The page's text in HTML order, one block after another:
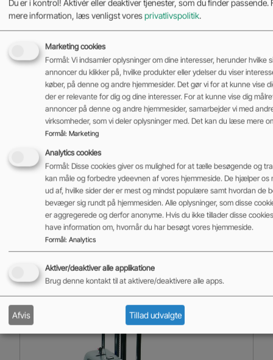
Art
Sækkevogne
Kapacitet
125 kg
Tilføj til kurv
675,00kr.
ekskl. moms
Du er i kontrol! Aktivér eller deaktiver tjenester, som du finder passende.
mere information, læs venligst voresprivatlivspolitik.
Marketing cookies
Formål: Vi indsamler oplysninger om dine interesser, herunder hvilke
annoncer du klikker på, hvilke produkter eller ydelser du viser
køber, på denne og andre hjemmesider. Det gør vi for at kunne vise
der er relevante for dig og dine interesser. For at kunne vise dig
annoncer på denne og andre hjemmesider, samarbejder vi med
virksomheder, som vi deler oplysninger med. Det kan du læse mere
Formål: Marketing
Analytics cookies
Formål: Disse cookies giver os mulighed for at tælle besøgende og
kan måle og forbedre ydeevnen af vores hjemmeside. De hjælper os
ud af, hvilke sider der er mest og mindst populære samt hvordan de
bevæger sig rundt på hjemmesiden. Alle oplysninger, som disse
er aggregerede og derfor anonyme. Hvis du ikke tillader disse
have information om, hvornår du har besøgt vores hjemmeside.
Formål: Analytics
Aktiver/deaktiver alle applikatione
Brug denne kontakt til at aktivere/deaktivere alle apps.
Afvis Tillad udvalgte